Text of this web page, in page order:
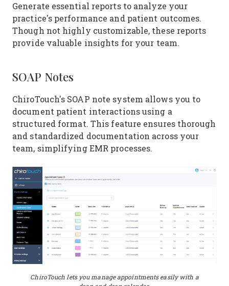
Generate essential reports to analyze your
practice's performance and patient outcomes.
Though not highly customizable, these reports
provide valuable insights for your team.
SOAP Notes
ChiroTouch's SOAP note system allows you to
document patient interactions using a
structured format. This feature ensures thorough
and standardized documentation across your
team, simplifying EMR processes.
ChiroTouch lets you manage appointments easily with a